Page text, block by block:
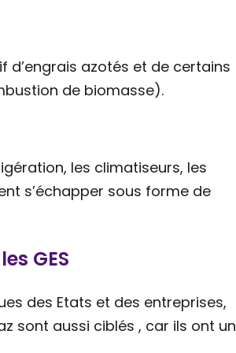
d’engrais azotés et de certains
de biomasse).
les climatiseurs, les
s’échapper sous forme de
GES
des Etats et des entreprises,
sont aussi ciblés , car ils ont un